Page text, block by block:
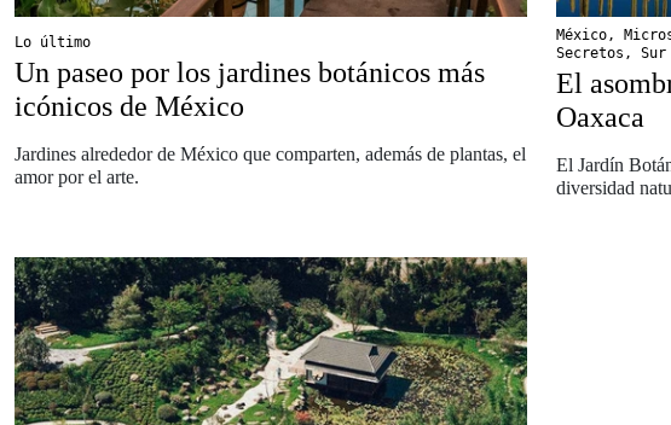
Lo último
Un paseo por los jardines botánicos más
icónicos de México
Jardines alrededor de México que comparten, además de plantas, el
amor por el arte.
México ,
Secretos , Sur
El
Oaxaca
El Jardín
diversidad